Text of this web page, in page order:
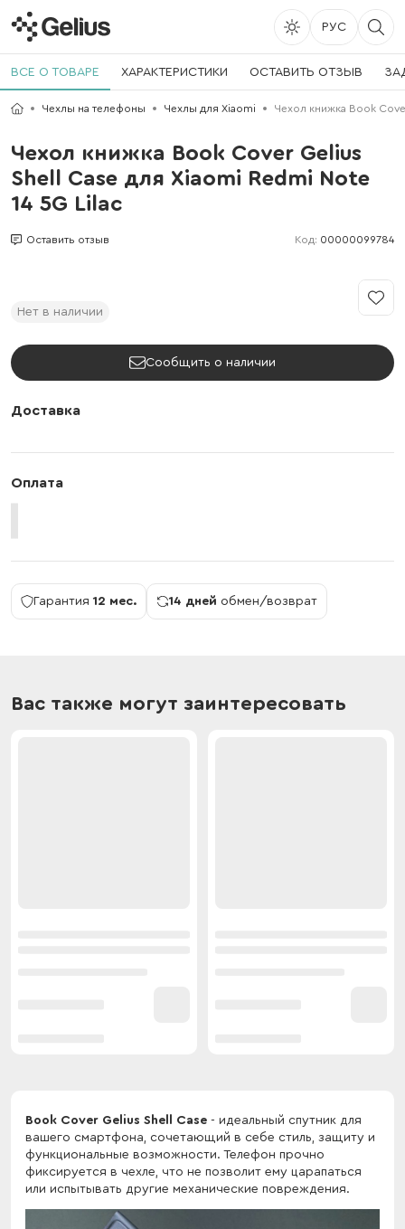
РУС
ВСЕ О ТОВАРЕ ХАРАКТЕРИСТИКИ ОСТАВИТЬ ОТЗЫВ
Чехлы на телефоны Чехлы для Xiaomi Чехол книжка Book
Чехол книжка Book Cover Gelius
Shell Case для Xiaomi Redmi Note
14 5G Lilac
Оставить отзыв Код: 00000099784
Нет в наличии
Сообщить о наличии
Доставка
Оплата
Гарантия 12 мес. 14 дней обмен/возврат
Вас также могут заинтересовать
Book Cover Gelius Shell Case - идеальный спутник для
вашего смартфона, сочетающий в себе стиль, защиту и
функциональные возможности. Телефон прочно
фиксируется в чехле, что не позволит ему царапаться
или испытывать другие механические повреждения.